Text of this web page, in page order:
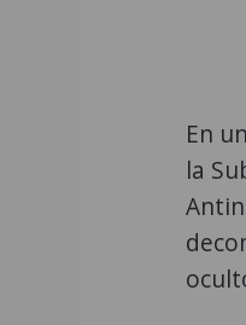
En
la